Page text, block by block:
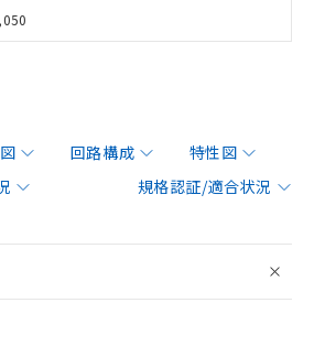
回路構成
特性図
規格認証/適合状況